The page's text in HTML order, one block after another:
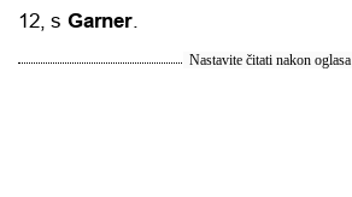
12, s Garner.
Nastavite čitati nakon oglasa